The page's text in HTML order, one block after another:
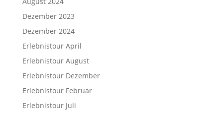
Dezember 2023
Dezember 2024
Erlebnistour April
Erlebnistour August
Erlebnistour Dezember
Erlebnistour Februar
Erlebnistour Juli